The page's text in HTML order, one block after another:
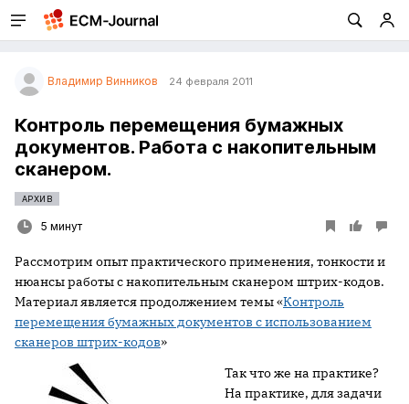
Владимир Винников 24 февраля 2011
Контроль перемещения бумажных
документов. Работа с накопительным
сканером.
АРХИВ
5 минут
Рассмотрим опыт практического применения, тонкости и
нюансы работы с накопительным сканером штрих-кодов.
Материал является продолжением темы «Контроль
перемещения бумажных документов с использованием
сканеров штрих-кодов»
Так что же на практике?
На практике, для задачи